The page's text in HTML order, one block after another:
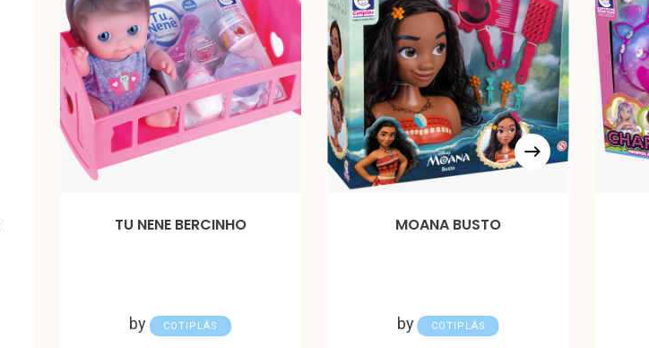
TU NENE BERCINHO
by COTIPLÁS
MOANA BUSTO
by COTIPLÁS